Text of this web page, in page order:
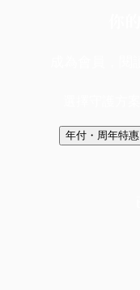
年付・周年特惠